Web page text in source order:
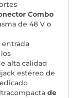
Combo
de 48 V o
entrada
alta calidad
estéreo de
de